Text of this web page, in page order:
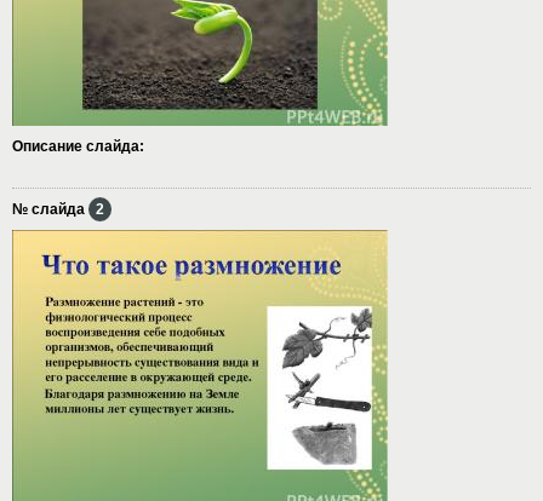
Описание слайда:
№ слайда 2